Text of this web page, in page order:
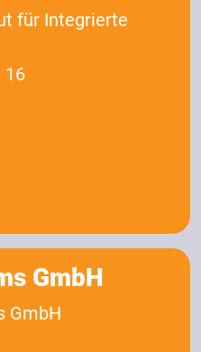
für Integrierte
16
GmbH
GmbH